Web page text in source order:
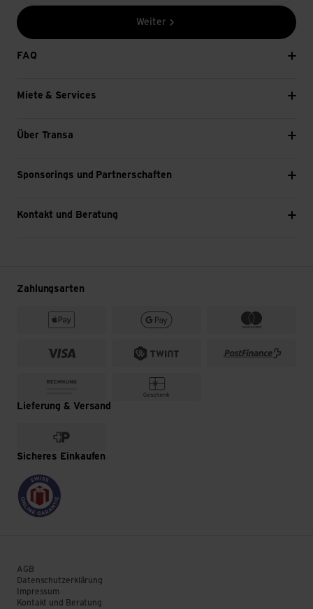
Weiter
FAQ
Miete & Services
Über Transa
Sponsorings und Partnerschaften
Kontakt und Beratung
Zahlungsarten
Lieferung & Versand
Sicheres Einkaufen
AGB
Datenschutzerklärung
Impressum
Kontakt und Beratung